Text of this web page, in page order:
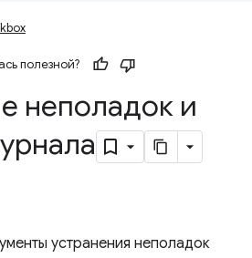
полезной?
неполадок и
устранения неполадок